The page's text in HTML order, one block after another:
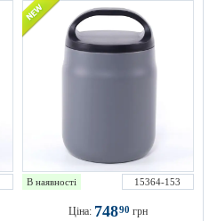
В наявності 15364-153
Ціна: 74890 грн